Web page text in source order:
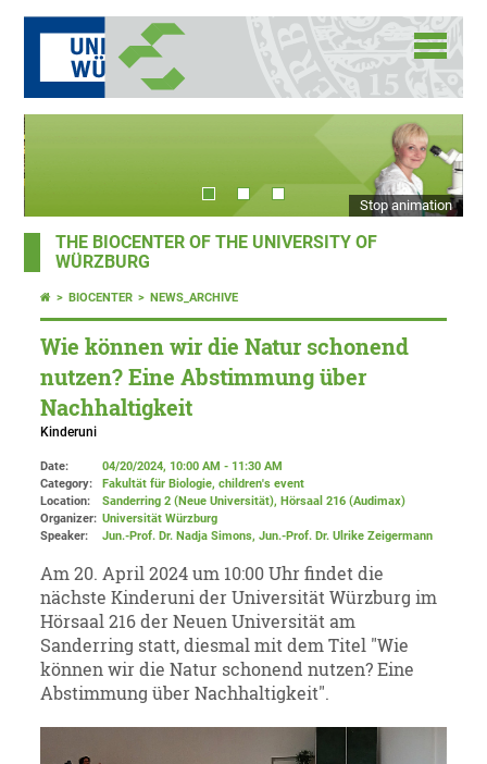
Stop animation
THE BIOCENTER OF THE UNIVERSITY OF
WÜRZBURG
BIOCENTER NEWS_ARCHIVE
Wie können wir die Natur schonend
nutzen? Eine Abstimmung über
Nachhaltigkeit
Kinderuni
Date:
04/20/2024, 10:00 AM - 11:30 AM
Category:
Fakultät für Biologie, children's event
Location:
Sanderring 2 (Neue Universität), Hörsaal 216 (Audimax)
Organizer: Universität Würzburg
Speaker:
Jun.-Prof. Dr. Nadja Simons, Jun.-Prof. Dr. Ulrike Zeigermann
Am 20. April 2024 um 10:00 Uhr findet die
nächste Kinderuni der Universität Würzburg im
Hörsaal 216 der Neuen Universität am
Sanderring statt, diesmal mit dem Titel "Wie
können wir die Natur schonend nutzen? Eine
Abstimmung über Nachhaltigkeit".